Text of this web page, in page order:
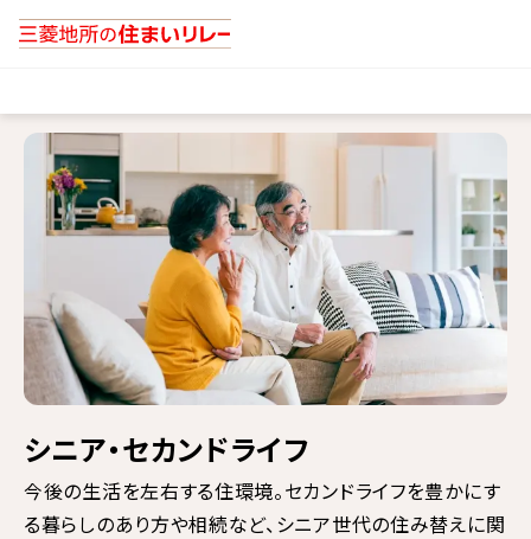
シニア・セカンドライフ
今後の生活を左右する住環境。セカンドライフを豊かにす
る暮らしのあり方や相続など、シニア世代の住み替えに関